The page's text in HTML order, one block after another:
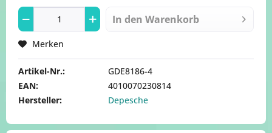
In den Warenkorb
Merken
Artikel-Nr.:
GDE8186-4
EAN:
4010070230814
Hersteller:
Depesche